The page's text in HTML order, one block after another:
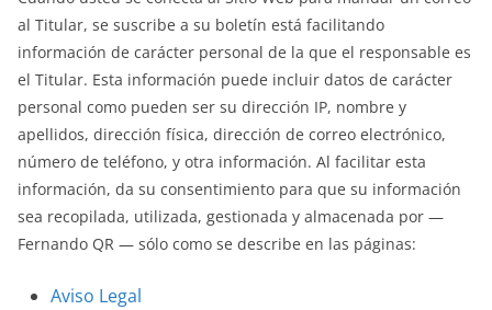
al Titular, se suscribe a su boletín está facilitando
información de carácter personal de la que el responsable es
el Titular. Esta información puede incluir datos de carácter
personal como pueden ser su dirección IP, nombre y
apellidos, dirección física, dirección de correo electrónico,
número de teléfono, y otra información. Al facilitar esta
información, da su consentimiento para que su información
sea recopilada, utilizada, gestionada y almacenada por —
Fernando QR — sólo como se describe en las páginas:
Aviso Legal